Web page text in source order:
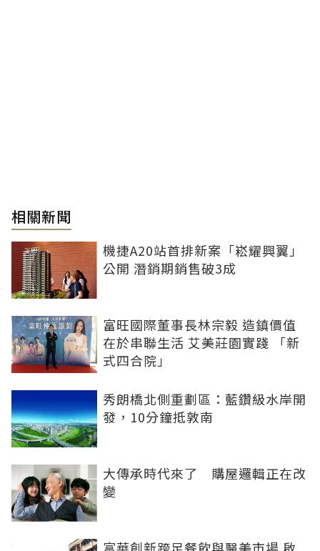
相關新聞
機捷A20站首排新案「崧耀興翼」
公開 潛銷期銷售破3成
富旺國際董事長林宗毅 造鎮價值
在於串聯生活 艾美莊園實踐 「新
式四合院」
秀朗橋北側重劃區：藍鑽級水岸開
發，10分鐘抵敦南
大傳承時代來了 購屋邏輯正在改
變